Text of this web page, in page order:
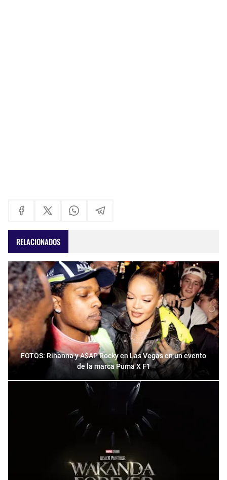
RELACIONADOS
FOTOS: Rihanna y A$AP Rocky en Las Vegas en un evento
de la marca Puma X F1